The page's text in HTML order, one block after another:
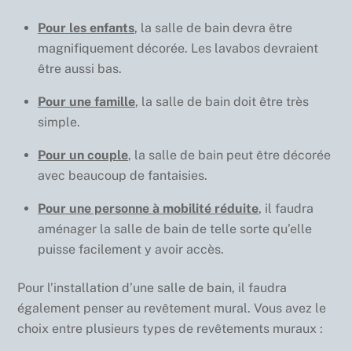
Pour les enfants, la salle de bain devra être
magnifiquement décorée. Les lavabos devraient
être aussi bas.
Pour une famille, la salle de bain doit être très
simple.
Pour un couple, la salle de bain peut être décorée
avec beaucoup de fantaisies.
Pour une personne à mobilité réduite, il faudra
aménager la salle de bain de telle sorte qu’elle
puisse facilement y avoir accès.
Pour l’installation d’une salle de bain, il faudra
également penser au revêtement mural. Vous avez le
choix entre plusieurs types de revêtements muraux :